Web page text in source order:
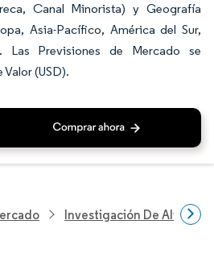
Canal Minorista) y Geografía
Asia-Pacífico, América del Sur,
Las Previsiones de Mercado se
(USD).
Investigación De